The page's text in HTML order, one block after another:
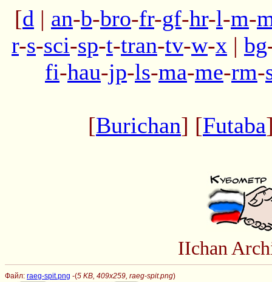
[d | an-b-bro-fr-gf-hr-l-m-
r-s-sci-sp-t-tran-tv-w-x | bg
fi-hau-jp-ls-ma-me-rm-
[Burichan] [Futaba
IIchan
Файл: raeg-spit.png -(5 KB, 409x259, raeg-spit.png)